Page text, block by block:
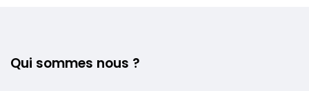
Qui sommes nous ?